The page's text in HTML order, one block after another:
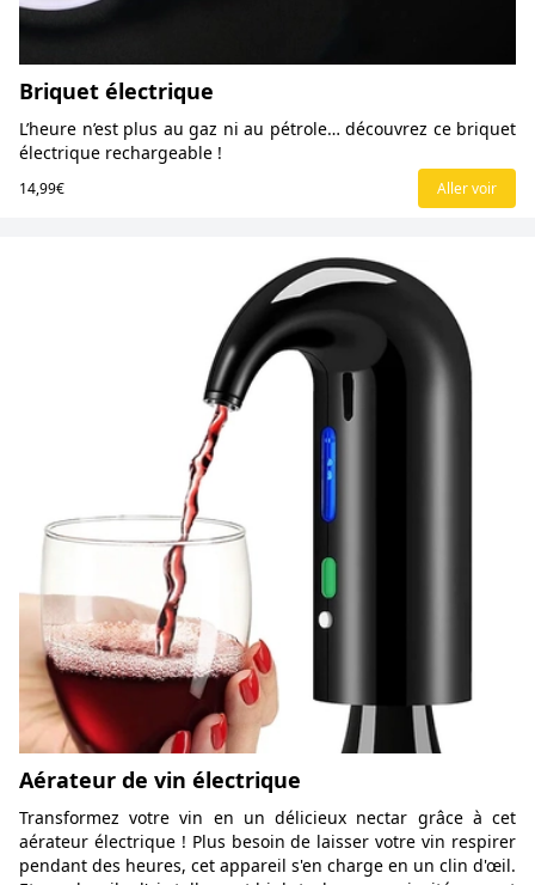
Briquet électrique
L’heure n’est plus au gaz ni au pétrole… découvrez ce briquet
électrique rechargeable !
14,99€ Aller voir
Aérateur de vin électrique
Transformez votre vin en un délicieux nectar grâce à cet
aérateur électrique ! Plus besoin de laisser votre vin respirer
pendant des heures, cet appareil s'en charge en un clin d'œil.